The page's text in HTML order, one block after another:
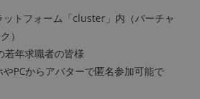
ットフォーム「cluster」内（バーチャ
）
若年求職者の皆様
PCからアバターで匿名参加可能で